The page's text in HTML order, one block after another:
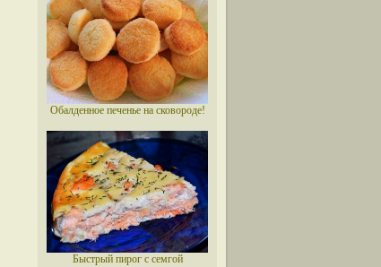
Обалденное печенье на сковороде!
Быстрый пирог с семгой